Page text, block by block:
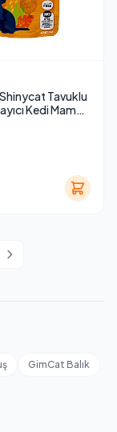
Tavuklu
Kedi Maması
GimCat Balık